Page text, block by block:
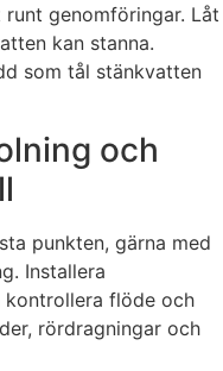
genomföringar. Låt
kan stanna.
som tål stänkvatten
och
punkten, gärna med
Installera
kontrollera flöde och
rördragningar och